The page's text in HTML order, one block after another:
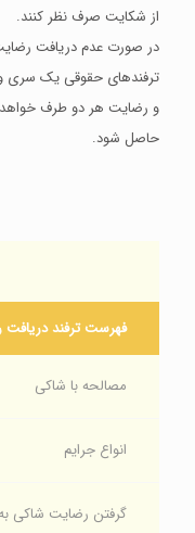
از شکایت صرف نظر کنند.
در صورت عدم دریافت
ترفندهای حقوقی یک سری
و رضایت هر دو طرف خواهد
حاصل شود.
فهرست ترفند‌
مصالحه با شاکی
انواع جرایم
گرفتن رضایت شاکی